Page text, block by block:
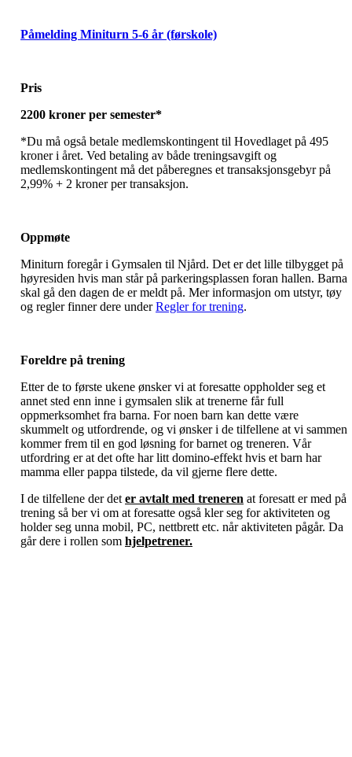
Påmelding Miniturn 5-6 år (førskole)
Pris
2200 kroner per semester*
*Du må også betale medlemskontingent til Hovedlaget på 495
kroner i året. Ved betaling av både treningsavgift og
medlemskontingent må det påberegnes et transaksjonsgebyr på
2,99% + 2 kroner per transaksjon.
Oppmøte
Miniturn foregår i Gymsalen til Njård. Det er det lille tilbygget på
høyresiden hvis man står på parkeringsplassen foran hallen. Barna
skal gå den dagen de er meldt på. Mer informasjon om utstyr, tøy
og regler finner dere underRegler for trening.
Foreldre på trening
Etter de to første ukene ønsker vi at foresatte oppholder seg et
annet sted enn inne i gymsalen slik at trenerne får full
oppmerksomhet fra barna. For noen barn kan dette være
skummelt og utfordrende, og vi ønsker i de tilfellene at vi sammen
kommer frem til en god løsning for barnet og treneren. Vår
utfordring er at det ofte har litt domino-effekt hvis et barn har
mamma eller pappa tilstede, da vil gjerne flere dette.
I de tilfellene der deter avtalt med treneren at foresatt er med på
trening så ber vi om at foresatte også kler seg for aktiviteten og
holder seg unna mobil, PC, nettbrett etc. når aktiviteten pågår. Da
går dere i rollen som hjelpetrener.